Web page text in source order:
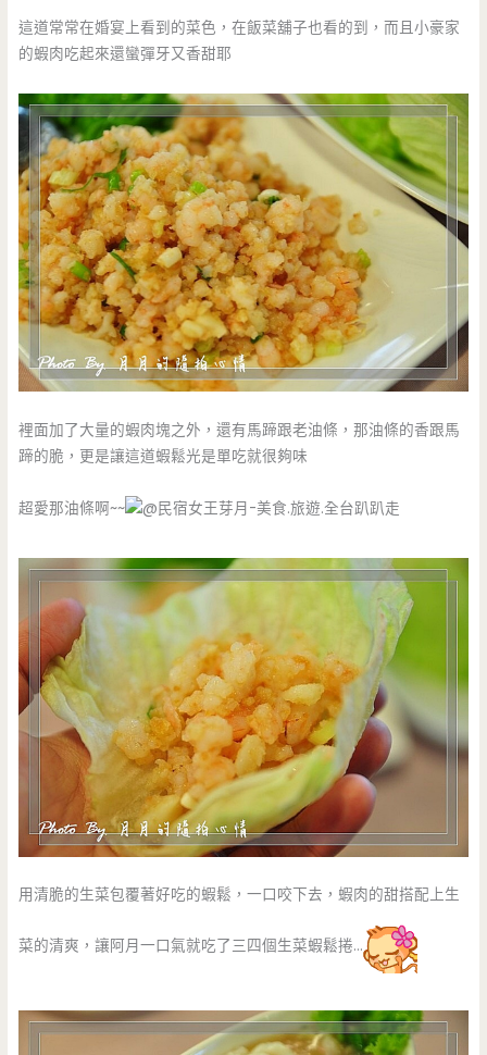
這道常常在婚宴上看到的菜色，在飯菜舖子也看的到，而且小豪家
的蝦肉吃起來還蠻彈牙又香甜耶
裡面加了大量的蝦肉塊之外，還有馬蹄跟老油條，那油條的香跟馬
蹄的脆，更是讓這道蝦鬆光是單吃就很夠味
超愛那油條啊~~
用清脆的生菜包覆著好吃的蝦鬆，一口咬下去，蝦肉的甜搭配上生
菜的清爽，讓阿月一口氣就吃了三四個生菜蝦鬆捲…